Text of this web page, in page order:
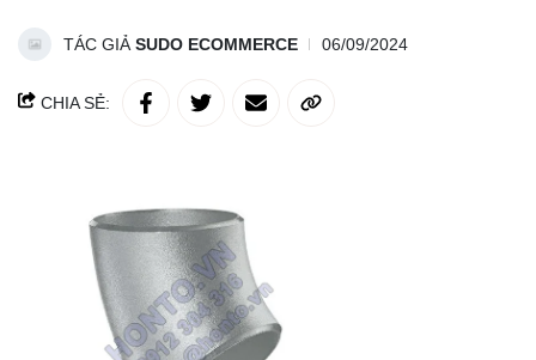
TÁC GIẢ SUDO ECOMMERCE 06/09/2024
CHIA SẺ: